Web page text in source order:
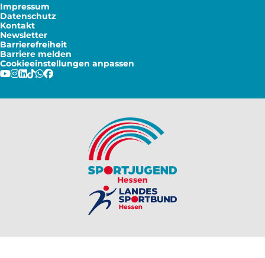
Impressum
Datenschutz
Kontakt
Newsletter
Barrierefreiheit
Barriere melden
Cookieeinstellungen anpassen